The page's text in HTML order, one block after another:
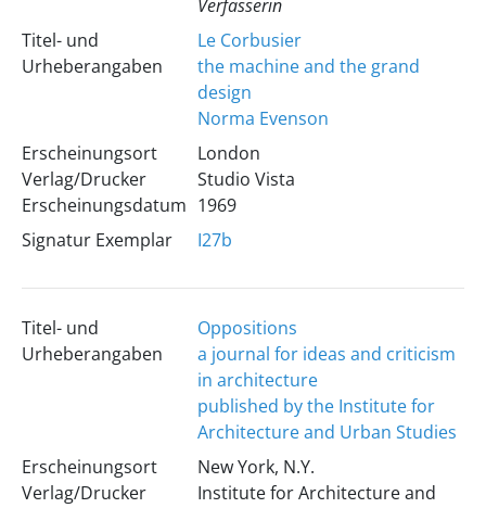
Verfasserin
Titel- und
Urheberangaben
Le Corbusier
the machine and the grand
design
Norma Evenson
Erscheinungsort
Verlag/Drucker
Erscheinungsdatum
London
Studio Vista
1969
Signatur Exemplar
I27b
Titel- und
Urheberangaben
Oppositions
a journal for ideas and criticism
in architecture
published by the Institute for
Architecture and Urban Studies
Erscheinungsort
Verlag/Drucker
New York, N.Y.
Institute for Architecture and